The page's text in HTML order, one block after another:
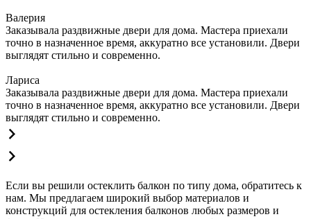
Валерия
Заказывала раздвижные двери для дома. Мастера приехали
точно в назначенное время, аккуратно все установили. Двери
выглядят стильно и современно.
Лариса
Заказывала раздвижные двери для дома. Мастера приехали
точно в назначенное время, аккуратно все установили. Двери
выглядят стильно и современно.
Если вы решили остеклить балкон по типу дома, обратитесь к
нам. Мы предлагаем широкий выбор материалов и
конструкций для остекления балконов любых размеров и